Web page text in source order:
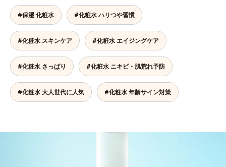
#保湿 化粧水 #化粧水 ハリつや習慣
#化粧水 スキンケア #化粧水 エイジングケア
#化粧水 さっぱり #化粧水 ニキビ・肌荒れ予防
#化粧水 大人世代に人気 #化粧水 年齢サイン対策